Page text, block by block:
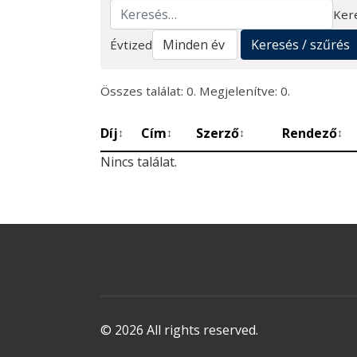
Keresés
Évtized
Keresés / szűrés
Összes találat: 0. Megjelenítve: 0.
Díj↕ Cím↕ Szerző↕ Rendező↕
Nincs találat.
© 2026 All rights reserved.